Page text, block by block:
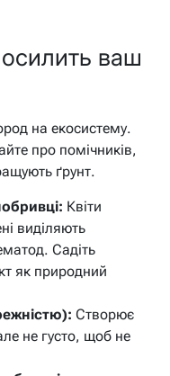
ваш
на екосистему.
про помічників,
ґрунт.
Квіти
виділяють
Садіть
як природний
Створює
не густо, щоб не